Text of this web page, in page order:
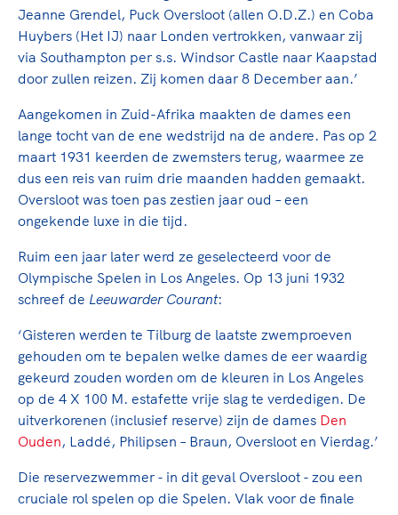
genieten van de karatewedstrijd van je dochter,
de halve marathon van je moeder of de
hockeywedstrijd van je buurjongen.
sportomgeving
Voor welk gedrag staat de club? Wat mag wel
langs de lijn, in de kleedkamer, kantine en online?
hier richting aan en is dus een belangrijk
onderdeel van het clubbeleid rondom gewenst en
ongewenst gedrag.
Lees verder
bestuurders, (technisch) directeuren, managers en
toekomstig kader.
Lees verder
Jeanne Grendel, Puck Oversloot (allen O.D.Z.) en Coba
Huybers (Het IJ) naar Londen vertrokken, vanwaar zij
via Southampton per s.s. Windsor Castle naar Kaapstad
door zullen reizen. Zij komen daar 8 December aan.’
Aangekomen in Zuid-Afrika maakten de dames een
lange tocht van de ene wedstrijd na de andere. Pas op 2
maart 1931 keerden de zwemsters terug, waarmee ze
dus een reis van ruim drie maanden hadden gemaakt.
Oversloot was toen pas zestien jaar oud – een
ongekende luxe in die tijd.
Ruim een jaar later werd ze geselecteerd voor de
Olympische Spelen in Los Angeles. Op 13 juni 1932
schreef de Leeuwarder Courant:
‘Gisteren werden te Tilburg de laatste zwemproeven
gehouden om te bepalen welke dames de eer waardig
gekeurd zouden worden om de kleuren in Los Angeles
op de 4 X 100 M. estafette vrije slag te verdedigen. De
uitverkorenen (inclusief reserve) zijn de dames Den
Ouden, Laddé, Philipsen – Braun, Oversloot en Vierdag.’
Die reservezwemmer - in dit geval Oversloot - zou een
cruciale rol spelen op die Spelen. Vlak voor de finale